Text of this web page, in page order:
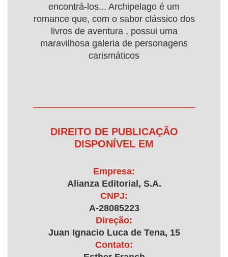
encontrá-los... Archipelago é um
romance que, com o sabor clássico dos
livros de aventura , possui uma
maravilhosa galeria de personagens
carismáticos
DIREITO DE PUBLICAÇÃO
DISPONÍVEL EM
Empresa:
Alianza Editorial, S.A.
CNPJ:
A-28085223
Direção:
Juan Ignacio Luca de Tena, 15
Contato: